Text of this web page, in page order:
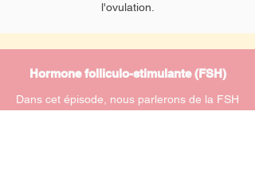
l'ovulation.
Hormone folliculo-stimulante (FSH)
Dans cet épisode, nous parlerons de la FSH